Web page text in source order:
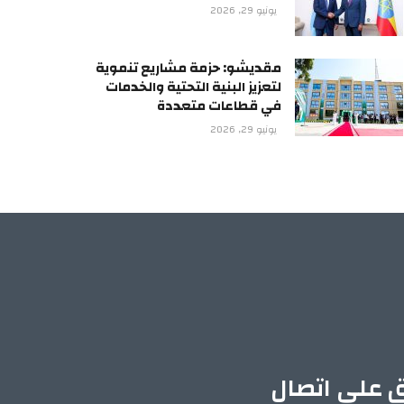
يونيو 29, 2026
مقديشو: حزمة مشاريع تنموية
لتعزيز البنية التحتية والخدمات
في قطاعات متعددة
يونيو 29, 2026
على اتصال